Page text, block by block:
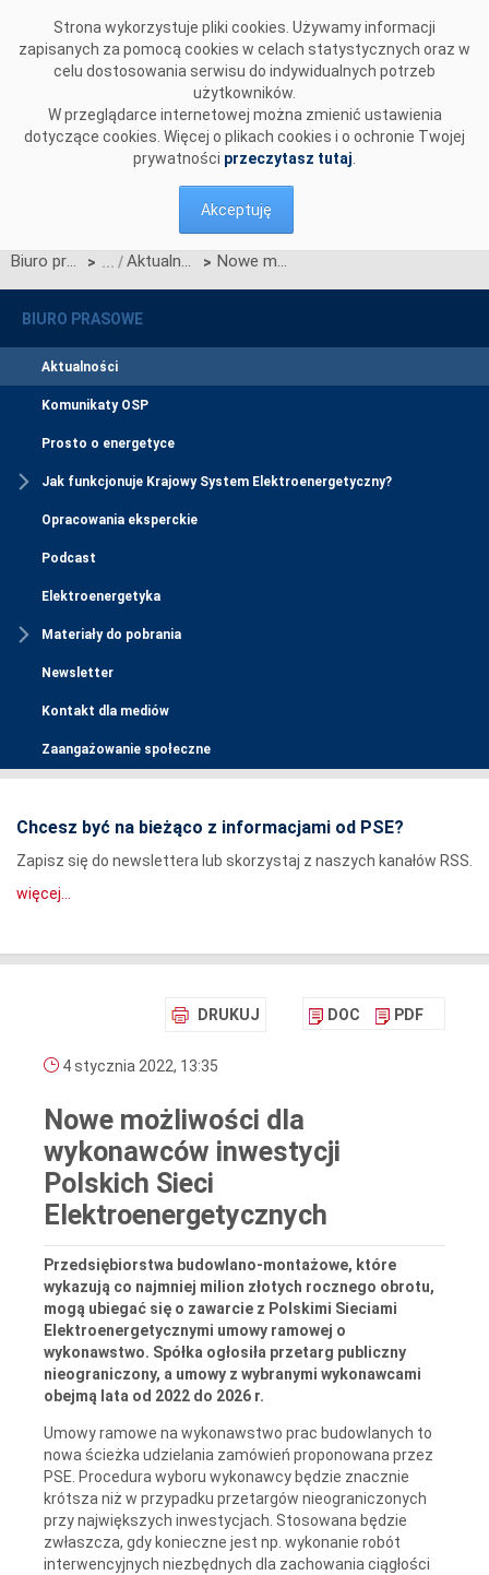
Strona wykorzystuje pliki cookies. Używamy informacji
zapisanych za pomocą cookies w celach statystycznych oraz w
celu dostosowania serwisu do indywidualnych potrzeb
użytkowników.
W przeglądarce internetowej można zmienić ustawienia
dotyczące cookies. Więcej o plikach cookies i o ochronie Twojej
prywatności przeczytasz tutaj
Akceptuję
Biuro prasowe > Aktualności > Nowe możliwości dla wykonawców inwestycji Polskich Sieci Elektroenergetycznych
BIURO PRASOWE
Aktualności
Komunikaty OSP
Prosto o energetyce
Jak funkcjonuje Krajowy System Elektroenergetyczny?
Opracowania eksperckie
Podcast
Elektroenergetyka
Materiały do pobrania
Newsletter
Kontakt dla mediów
Zaangażowanie społeczne
Chcesz być na bieżąco z informacjami od PSE?
Zapisz się do newslettera lub skorzystaj z naszych kanałów RSS.
więcej...
DRUKUJ DOC PDF
4 stycznia 2022, 13:35
Nowe możliwości dla
wykonawców inwestycji
Polskich Sieci
Elektroenergetycznych
Przedsiębiorstwa budowlano-montażowe, które
wykazują co najmniej milion złotych rocznego obrotu,
mogą ubiegać się o zawarcie z Polskimi Sieciami
Elektroenergetycznymi umowy ramowej o
wykonawstwo. Spółka ogłosiła przetarg publiczny
nieograniczony, a umowy z wybranymi wykonawcami
obejmą lata od 2022 do 2026 r.
Umowy ramowe na wykonawstwo prac budowlanych to
nowa ścieżka udzielania zamówień proponowana przez
PSE. Procedura wyboru wykonawcy będzie znacznie
krótsza niż w przypadku przetargów nieograniczonych
przy największych inwestycjach. Stosowana będzie
zwłaszcza, gdy konieczne jest np. wykonanie robót
interwencyjnych niezbędnych dla zachowania ciągłości